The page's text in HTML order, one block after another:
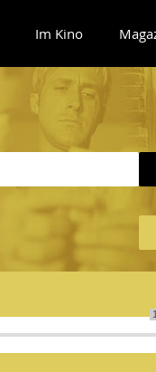
Im Kino